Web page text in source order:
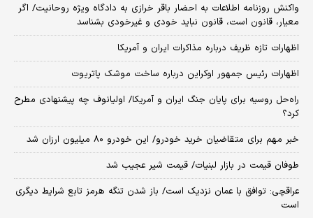
واکنش روزنامه اطلاعات به احضار باقر خرازی به دادگاه ویژه روحانیت/ اگر
معیار، قانون است، قانون نباید خودی و غیرخودی بشناسد
اظهارات تازه ظریف درباره مذاکرات ایران و آمریکا
اظهارات رئیس جمهور اوکراین درباره ساخت موشک پاتریوت
راه‌حل روسیه برای پایان جنگ ایران و آمریکا/ اولیانوف چه پیشنهادی مطرح
کرد؟
خبر مهم برای متقاضیان خرید خودرو/ این خودرو ۸۰ میلیون ارزان شد
طوفان قیمت در بازار لبنیات/ قیمت شیر عجیب شد
عراقچی: توافق با عمان نزدیک است/ باز شدن تنگه هرمز تابع شرایط دیگری
است